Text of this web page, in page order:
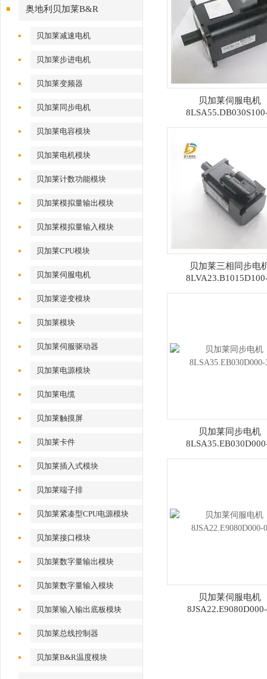
奥地利贝加莱B&R
贝加莱减速电机
贝加莱步进电机
贝加莱变频器
贝加莱同步电机
贝加莱电容模块
贝加莱电机模块
贝加莱计数功能模块
贝加莱模拟量输出模块
贝加莱模拟量输入模块
贝加莱CPU模块
贝加莱伺服电机
贝加莱逆变模块
贝加莱模块
贝加莱伺服驱动器
贝加莱电源模块
贝加莱电缆
贝加莱触摸屏
贝加莱卡件
贝加莱插入式模块
贝加莱端子排
贝加莱紧凑型CPU电源模块
贝加莱接口模块
贝加莱数字量输出模块
贝加莱数字量输入模块
贝加莱输入输出底板模块
贝加莱总线控制器
贝加莱B&R温度模块
贝加莱伺服电机
贝加莱三相同步电
贝加莱同步电机
贝加莱伺服电机